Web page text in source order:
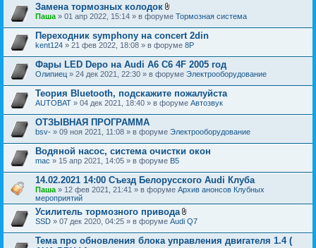
Замена тормозных колодок
В
о
ж
е
н
и
я
Паша » 01 апр 2022, 15:14 » в форуме Тормозная система
Переходник symphony на concert 2din
kent124 » 21 фев 2022, 18:08 » в форуме 8P
Фары LED Depo на Audi A6 C6 4F 2005 год
Олипиец » 24 дек 2021, 22:30 » в форуме Электрооборудование
Теория Bluetooth, подскажите пожалуйста
AUTOBAT » 04 дек 2021, 18:40 » в форуме Автозвук
ОТЗЫВНАЯ ПРОГРАММА
bsv- » 09 ноя 2021, 11:08 » в форуме Электрооборудование
Водяной насос, система очистки окон
mac » 15 апр 2021, 14:05 » в форуме B5
14.02.2021 14:00 Съезд Белорусского Audi Клуба
Паша » 12 фев 2021, 21:41 » в форуме Архив анонсов Клубных
мероприятий
Усилитель тормозного привода
В
л
о
ж
SSD » 07 дек 2020, 04:25 » в форуме Audi Q7
Тема про обновления блока управления двигателя 1.4 (